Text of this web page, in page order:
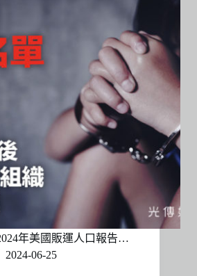
年美國販運人口報告…
2024-06-25